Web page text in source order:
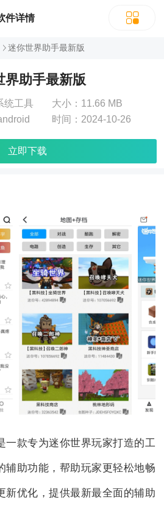
件详情
迷你世界助手最新版
界助手最新版
统工具 大小： 11.66 MB
时间： 2024-10-26
立即下载
一款专为迷你世界玩家打造的工
辅助功能，帮助玩家更轻松地畅
新优化，提供最新最全面的辅助